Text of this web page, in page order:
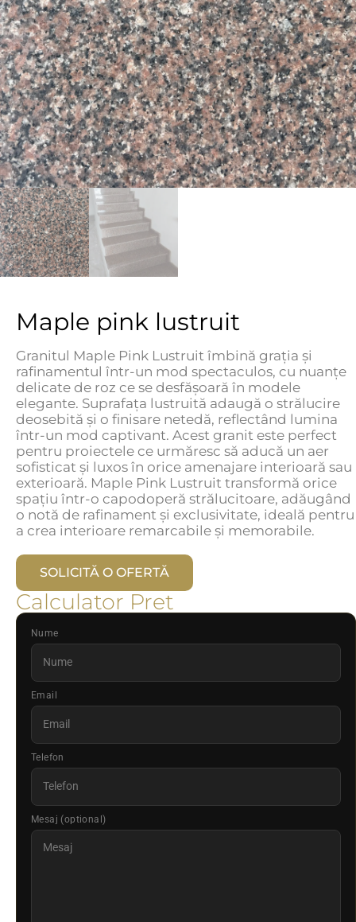
Maple pink lustruit
Granitul Maple Pink Lustruit îmbină grația și
rafinamentul într-un mod spectaculos, cu nuanțe
delicate de roz ce se desfășoară în modele
elegante. Suprafața lustruită adaugă o strălucire
deosebită și o finisare netedă, reflectând lumina
într-un mod captivant. Acest granit este perfect
pentru proiectele ce urmăresc să aducă un aer
sofisticat și luxos în orice amenajare interioară sau
exterioară. Maple Pink Lustruit transformă orice
spațiu într-o capodoperă strălucitoare, adăugând
o notă de rafinament și exclusivitate, ideală pentru
a crea interioare remarcabile și memorabile.
SOLICITĂ O OFERTĂ
Calculator Pret
Nume
Email
Telefon
Mesaj (optional)